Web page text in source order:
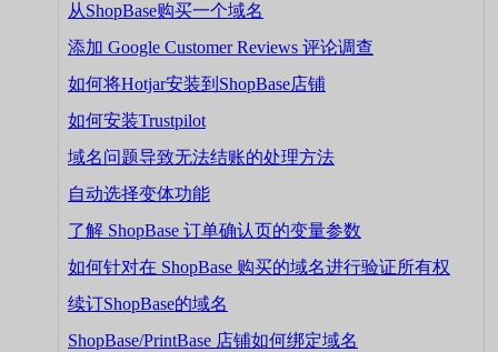
从ShopBase购买一个域名
添加 Google Customer Reviews 评论调查
如何将Hotjar安装到ShopBase店铺
如何安装Trustpilot
域名问题导致无法结账的处理方法
自动选择变体功能
了解 ShopBase 订单确认页的变量参数
如何针对在 ShopBase 购买的域名进行验证所有权
续订ShopBase的域名
ShopBase/PrintBase 店铺如何绑定域名